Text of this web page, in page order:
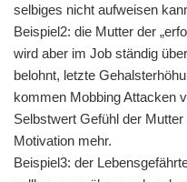
selbiges nicht aufweisen
Beispiel2: die Mutter der
wird aber im Job ständig
belohnt, letzte
kommen Mobbing Attacken
Selbstwert Gefühl der
Motivation mehr.
Beispiel3: der